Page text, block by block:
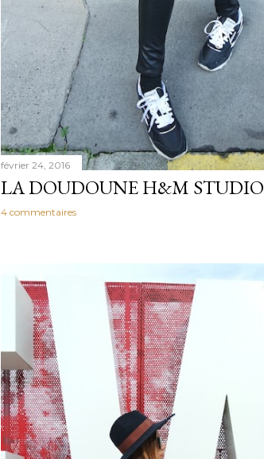
février 24, 2016
LA DOUDOUNE H&M STUDIO
4 commentaires